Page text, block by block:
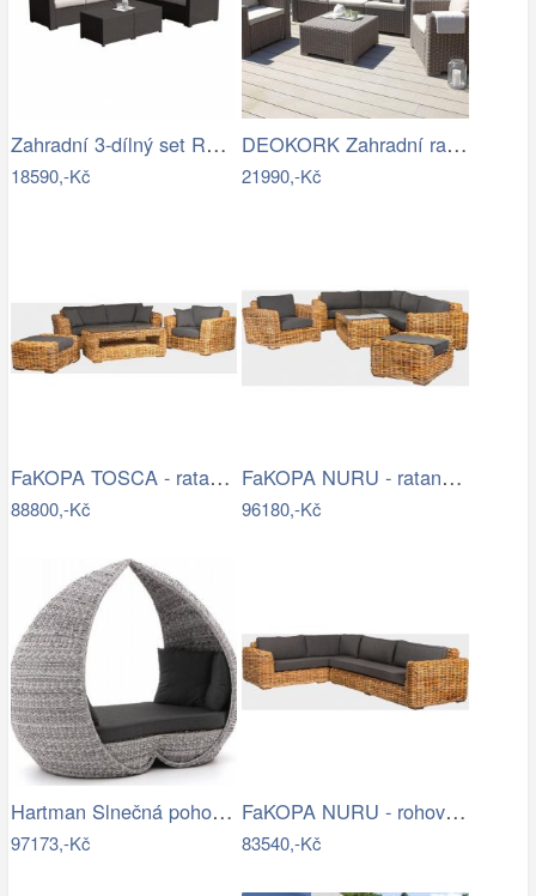
Zahradní 3-dílný set RODEN Tempo Kondela
18590,-Kč
DEOKORK Zahradní ratanová sestava…
21990,-Kč
FaKOPA TOSCA - ratanová sestava Amy Mdum
88800,-Kč
FaKOPA NURU - ratanová sestava Marina…
96180,-Kč
Hartman Slnečná pohovka COSTA RICA Mdum
97173,-Kč
FaKOPA NURU - rohová sedačka Becky Mdum
83540,-Kč